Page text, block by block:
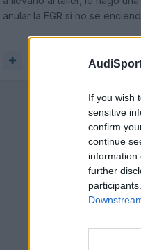
If you wish
sensitive
confirm
continue
information
further
anular la EGR si no se